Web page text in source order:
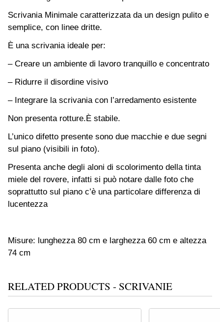
Scrivania Minimale caratterizzata da un design pulito e
semplice, con linee dritte.
È una scrivania ideale per:
– Creare un ambiente di lavoro tranquillo e concentrato
– Ridurre il disordine visivo
– Integrare la scrivania con l’arredamento esistente
Non presenta rotture.È stabile.
L’unico difetto presente sono due macchie e due segni
sul piano (visibili in foto).
Presenta anche degli aloni di scolorimento della tinta
miele del rovere, infatti si può notare dalle foto che
soprattutto sul piano c’è una particolare differenza di
lucentezza
Misure: lunghezza 80 cm e larghezza 60 cm e altezza
74 cm
RELATED PRODUCTS - SCRIVANIE